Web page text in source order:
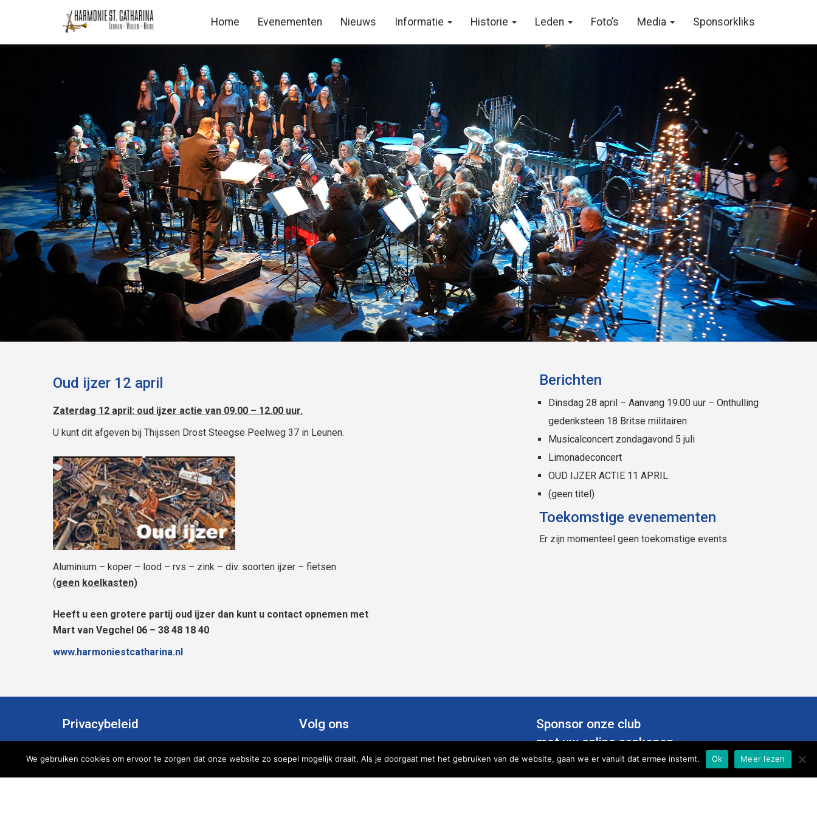
Home Evenementen Nieuws Informatie Historie Leden Foto’s Media Sponsorkliks
Oud ijzer 12 april
Zaterdag 12 april: oud ijzer actie van 09.00 – 12.00 uur.
U kunt dit afgeven bij Thijssen Drost Steegse Peelweg 37 in Leunen.
Aluminium – koper – lood – rvs – zink – div. soorten ijzer – fietsen
(geen koelkasten)
Heeft u een grotere partij oud ijzer dan kunt u contact opnemen met
Mart van Vegchel 06 – 38 48 18 40
www.harmoniestcatharina.nl
Berichten
Dinsdag 28 april – Aanvang 19.00 uur – Onthulling
gedenksteen 18 Britse militairen
Musicalconcert zondagavond 5 juli
Limonadeconcert
OUD IJZER ACTIE 11 APRIL
(geen titel)
Toekomstige evenementen
Er zijn momenteel geen toekomstige events.
Privacybeleid
An Leijssen
Volg ons
Sponsor onze club
met uw online aankopen
We gebruiken cookies om ervoor te zorgen dat onze website zo soepel mogelijk draait. Als je doorgaat met het gebruiken van de website, gaan we er vanuit dat ermee instemt. Ok Meer lezen